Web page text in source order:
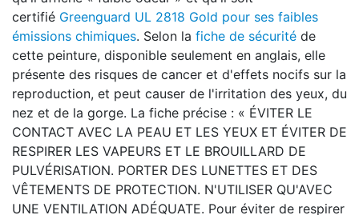
certifié Greenguard UL 2818 Gold pour ses faibles
émissions chimiques. Selon la fiche de sécurité de
cette peinture, disponible seulement en anglais, elle
présente des risques de cancer et d'effets nocifs sur la
reproduction, et peut causer de l'irritation des yeux, du
nez et de la gorge. La fiche précise : « ÉVITER LE
CONTACT AVEC LA PEAU ET LES YEUX ET ÉVITER DE
RESPIRER LES VAPEURS ET LE BROUILLARD DE
PULVÉRISATION. PORTER DES LUNETTES ET DES
VÊTEMENTS DE PROTECTION. N'UTILISER QU'AVEC
UNE VENTILATION ADÉQUATE. Pour éviter de respirer